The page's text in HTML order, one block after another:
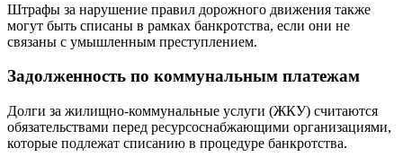
Штрафы за нарушение правил дорожного движения также
могут быть списаны в рамках банкротства, если они не
связаны с умышленным преступлением.
Задолженность по коммунальным платежам
Долги за жилищно-коммунальные услуги (ЖКУ) считаются
обязательствами перед ресурсоснабжающими организациями,
которые подлежат списанию в процедуре банкротства.